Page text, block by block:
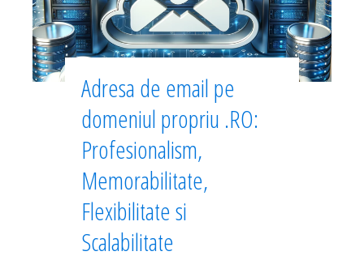
Adresa de email pe
domeniul propriu .RO:
Profesionalism,
Memorabilitate,
Flexibilitate si
Scalabilitate